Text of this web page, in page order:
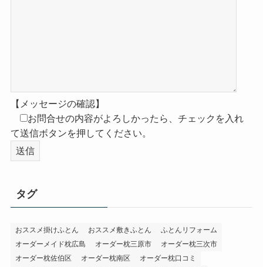
【メッセージの確認】
お問合せの内容がよろしかったら、チェックを入れ
て送信ボタンを押してください。
タグ
おススメ掛けふとん おススメ敷きふとん
ふとんリフォーム
オーダーメイド枕広島
オーダー枕三原市
オーダー枕三次市
オーダー枕佐伯区
オーダー枕南区
オーダー枕口コミ